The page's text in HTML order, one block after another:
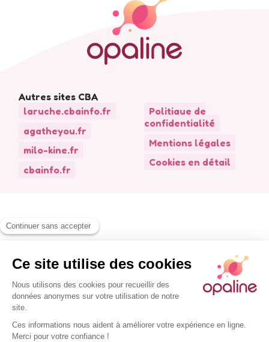
Autres sites CBA
laruche.cbainfo.fr
agatheyou.fr
milo-kine.fr
cbainfo.fr
Politique de
confidentialité
Mentions légales
Cookies en détail